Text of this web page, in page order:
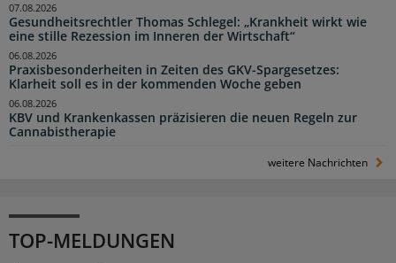
Gesundheitsrechtler Thomas Schlegel: „Krankheit wirkt wie
eine stille Rezession im Inneren der Wirtschaft“
07.08.2026
Praxisbesonderheiten in Zeiten des GKV-Spargesetzes:
Klarheit soll es in der kommenden Woche geben
06.08.2026
KBV und Krankenkassen präzisieren die neuen Regeln zur
Cannabistherapie
06.08.2026
weitere Nachrichten
TOP-MELDUNGEN